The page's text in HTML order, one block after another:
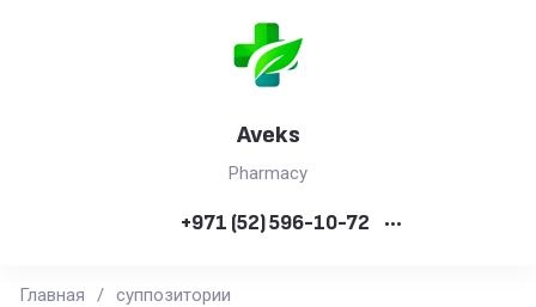
Aveks
Pharmacy
+971 (52) 596-10-72 •••
Главная / суппозитории